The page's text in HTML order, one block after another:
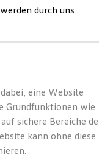
ID.
| 0,00
| Jährliche
€
durch uns
eine Website
Grundfunktionen wie
sichere Bereiche
kann ohne diese